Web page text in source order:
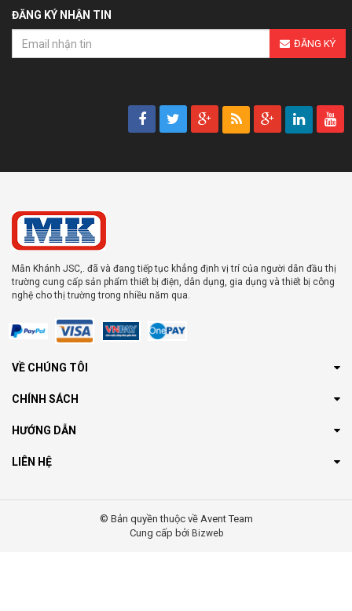
ĐĂNG KÝ NHẬN TIN
ĐĂNG KÝ
Mẫn Khánh JSC,. đã và đang tiếp tục khẳng định vị trí của người dẫn đầu thị
trường cung cấp sản phẩm thiết bị điện, dân dụng, gia dụng và thiết bị công
nghệ cho thị trường trong nhiều năm qua.
VỀ CHÚNG TÔI
CHÍNH SÁCH
HƯỚNG DẪN
LIÊN HỆ
© Bản quyền thuộc về Avent Team
Cung cấp bởi Bizweb